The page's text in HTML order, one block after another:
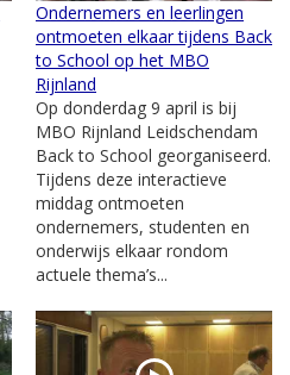
Ondernemers en leerlingen
ontmoeten elkaar tijdens Back
to School op het MBO
Rijnland
Op donderdag 9 april is bij
MBO Rijnland Leidschendam
Back to School georganiseerd.
Tijdens deze interactieve
middag ontmoeten
ondernemers, studenten en
onderwijs elkaar rondom
actuele thema’s...